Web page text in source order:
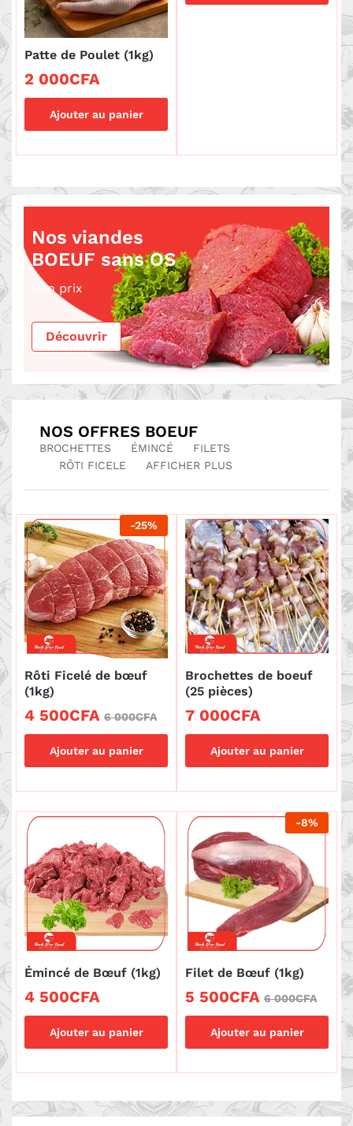
Patte de Poulet (1kg)
2 000CFA
Ajouter au panier
Nos viandes
BOEUF sans OS
Bon prix
Découvrir
NOS OFFRES BOEUF
BROCHETTES ÉMINCÉ
FILETS
RÔTI FICELE
AFFICHER PLUS
-25%
Rôti Ficelé de bœuf
(1kg)
4 500CFA 6 000CFA
Ajouter au panier
Brochettes de boeuf
(25 pièces)
7 000CFA
Ajouter au panier
Émincé de Bœuf (1kg)
4 500CFA
Ajouter au panier
-8%
Filet de Bœuf (1kg)
5 500CFA 6 000CFA
Ajouter au panier